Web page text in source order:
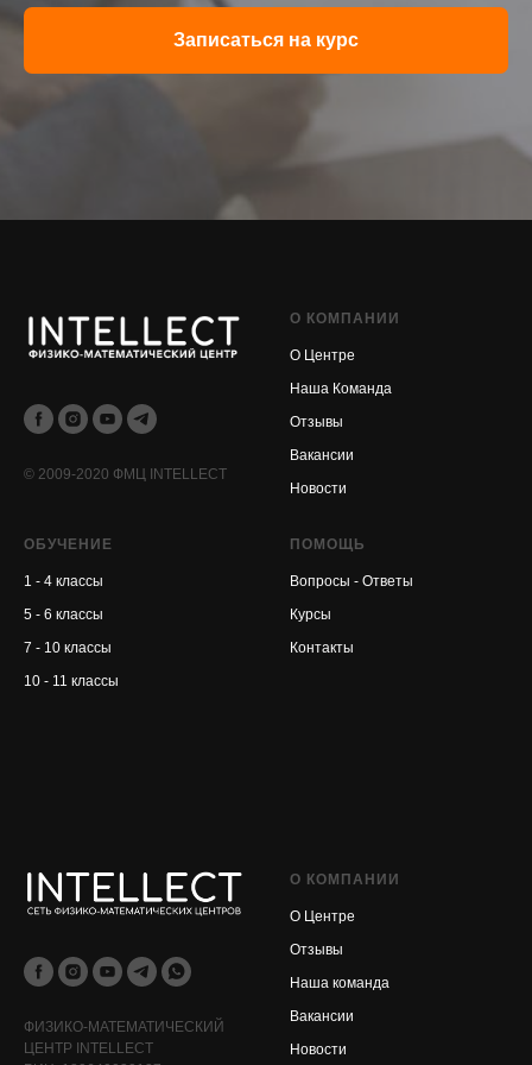
Записаться на курс
© 2009-2020 ФМЦ INTELLECT
О КОМПАНИИ
О Центре
Наша Команда
Отзывы
Вакансии
Новости
ОБУЧЕНИЕ
1 - 4 классы
5 - 6 классы
7 - 10 классы
10 - 11 классы
ПОМОЩЬ
Вопросы - Ответы
Курсы
Контакты
ФИЗИКО-МАТЕМАТИЧЕСКИЙ
ЦЕНТР INTELLECT
О КОМПАНИИ
О Центре
Отзывы
Наша команда
Вакансии
Новости